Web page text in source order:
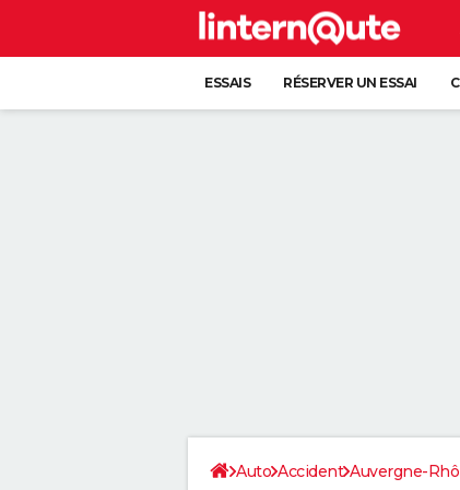
ESSAIS RÉSERVER UN ESSAI
Auto Accident Auvergne-